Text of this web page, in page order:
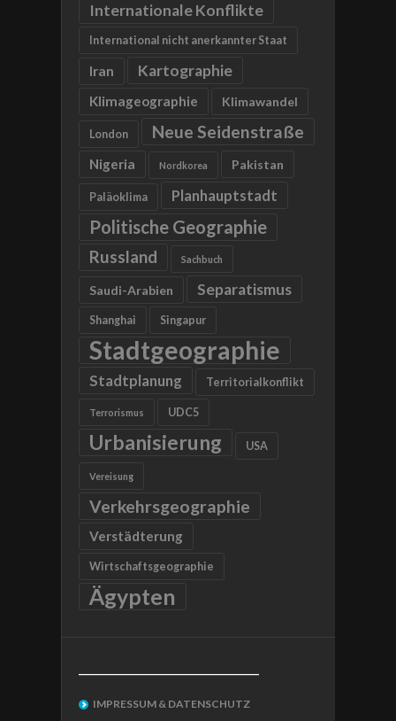
Internationale Konflikte
International nicht anerkannter Staat
Iran Kartographie
Klimageographie Klimawandel
London Neue Seidenstraße
Nigeria Nordkorea Pakistan
Paläoklima Planhauptstadt
Politische Geographie
Russland Sachbuch
Saudi-Arabien Separatismus
Shanghai Singapur
Stadtgeographie
Stadtplanung Territorialkonflikt
Terrorismus UDC5
Urbanisierung USA
Vereisung
Verkehrsgeographie
Verstädterung
Wirtschaftsgeographie
Ägypten
IMPRESSUM & DATENSCHUTZ